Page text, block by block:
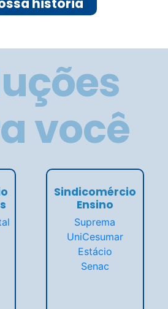
Empresarial
do Associado
emissão de guia e muito mais.
mais